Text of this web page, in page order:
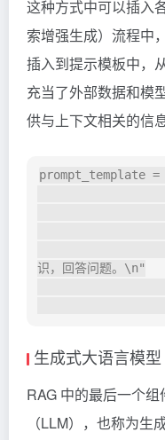
这种方式中可以插入
索增强生成）流程中
插入到提示模板中，
充当了外部数据和模
供与上下文相关的信
prompt_template =
识，回答问题。 \n"
生成式大语言模型
RAG 中的最后一个
（LLM），也称为